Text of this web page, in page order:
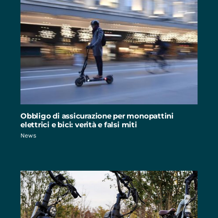
Obbligo di assicurazione per monopattini
elettrici e bici: verità e falsi miti
News